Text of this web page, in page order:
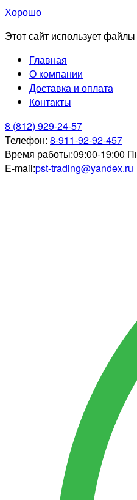
Хорошо
Этот сайт использует
Главная
О компании
Доставка и оплата
Контакты
8 (812) 929-24-57
Телефон: 8-911-92-92-457
Время работы:09:00-19:00
E-mail:pst-trading@yandex.ru